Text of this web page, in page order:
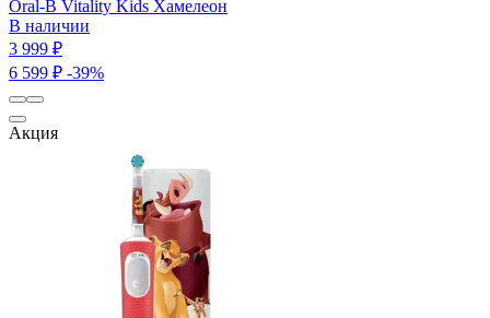
Oral-B Vitality Kids Хамелеон
В наличии
3 999 ₽
6 599 ₽ -39%
Акция